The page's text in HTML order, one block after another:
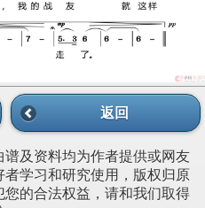
返回
谱及资料均为作者提供或网友
学习和研究使用，版权归原
的合法权益，请和我们取得